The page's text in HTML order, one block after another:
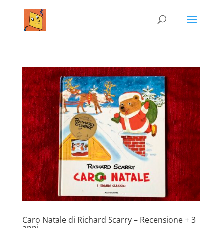
Caro Natale di Richard Scarry – Recensione + 3